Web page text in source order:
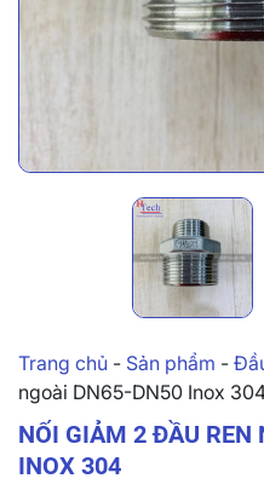
Trang chủ - Sản phẩm -
ngoài DN65-DN50 Inox
NỐI GIẢM 2 ĐẦU REN
INOX 304